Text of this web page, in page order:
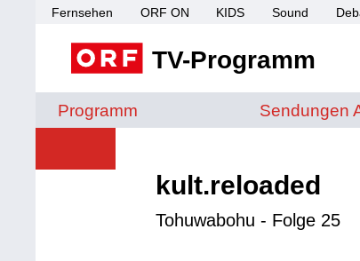
Fernsehen ORF ON KIDS Sound
TV-Programm
Programm Sendungen
Sendungen
kult.reloaded
Tohuwabohu - Folge 25